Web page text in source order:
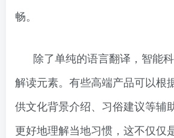
畅。
除了单纯的语言翻译，智能
解读元素。有些高端产品可以根
供文化背景介绍、习俗建议等辅
更好地理解当地习惯，这不仅仅